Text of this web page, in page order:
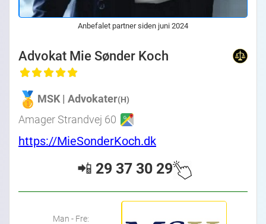
Anbefalet partner siden juni 2024
Advokat Mie Sønder Koch
MSK | Advokater(H)
Amager Strandvej 60
https://MieSonderKoch.dk
📲 29 37 30 29
Man - Fre: